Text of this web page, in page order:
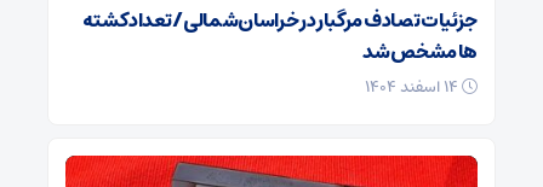
جزئیات تصادف مرگبار در خراسان‌شمالی/ تعداد کشته
ها مشخص شد